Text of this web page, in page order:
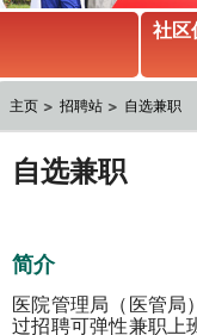
社区
主页 招聘站 自选兼职